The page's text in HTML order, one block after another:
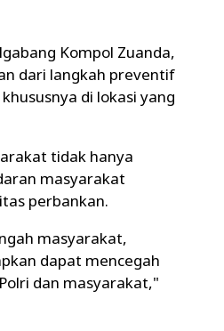
Kompol Zuanda,
dari langkah preventif
di lokasi yang
tidak hanya
masyarakat
perbankan.
masyarakat,
dapat mencegah
dan masyarakat,"